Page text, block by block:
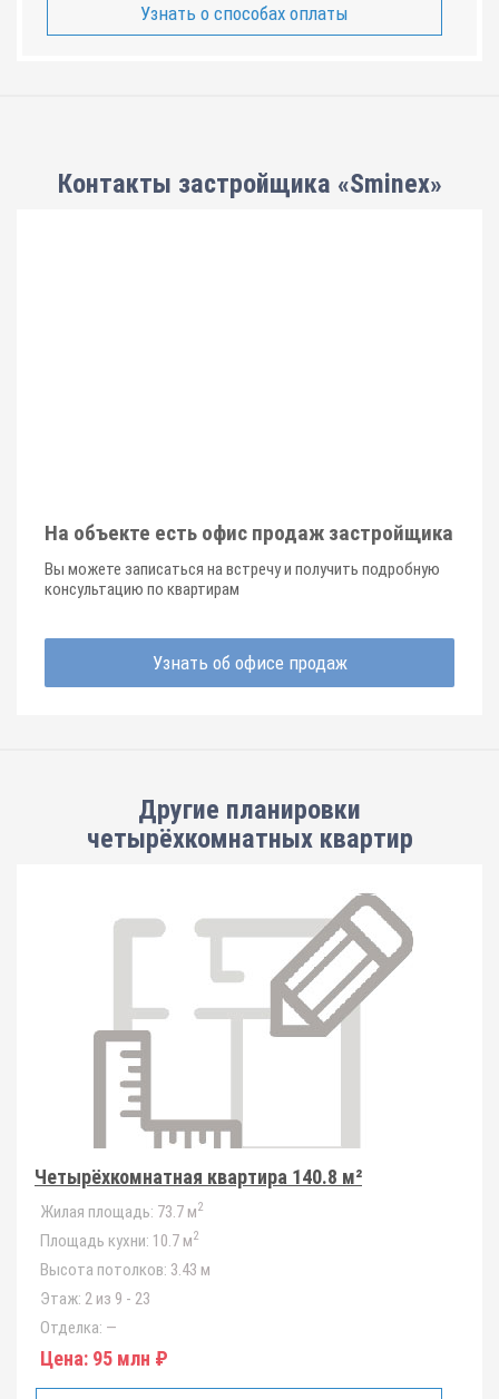
Узнать о способах оплаты
Контакты застройщика «Sminex»
На объекте есть офис продаж застройщика
Вы можете записаться на встречу и получить подробную
консультацию по квартирам
Узнать об офисе продаж
Другие планировки
четырёхкомнатных квартир
Четырёхкомнатная квартира 140.8 м²
Жилая площадь: 73.7 м2
Площадь кухни: 10.7 м2
Высота потолков: 3.43 м
Этаж: 2 из 9 - 23
Отделка: —
Цена: 95 млн ₽